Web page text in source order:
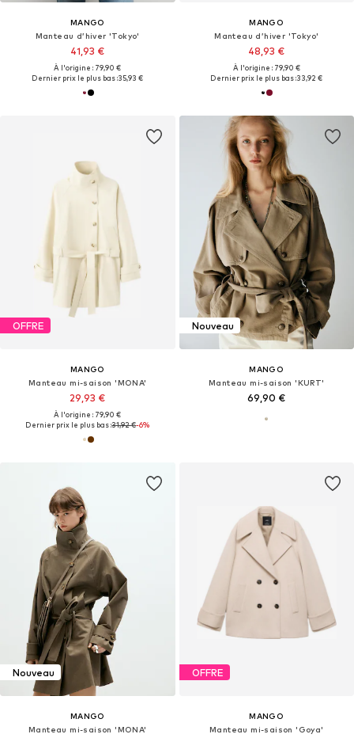
MANGO
Manteau d’hiver 'Tokyo'
41,93 €
À l'origine : 79,90 €
Dernier prix le plus bas :35,93 €
MANGO
Manteau d’hiver 'Tokyo'
48,93 €
À l'origine : 79,90 €
Dernier prix le plus bas :33,92 €
OFFRE
MANGO
Manteau mi-saison 'MONA'
29,93 €
À l'origine : 79,90 €
Dernier prix le plus bas :31,92 €-6%
Nouveau
MANGO
Manteau mi-saison 'KURT'
69,90 €
Nouveau
MANGO
Manteau mi-saison 'MONA'
OFFRE
MANGO
Manteau mi-saison 'Goya'